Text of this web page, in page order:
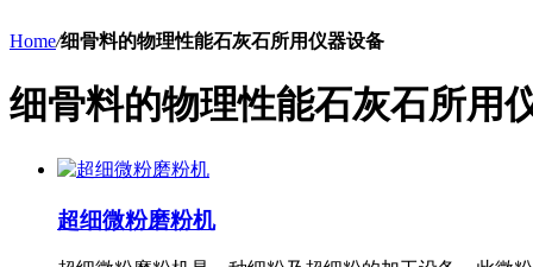
Home/细骨料的物理性能石灰石所用仪器设备
细骨料的物理性能石灰石所用
超细微粉磨粉机